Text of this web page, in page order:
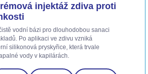
injektáž zdiva proti
vodní bázi pro dlouhodobou sanaci
Po aplikaci ve zdivu vzniká
silikonová pryskyřice, která trvale
vody v kapilárách.